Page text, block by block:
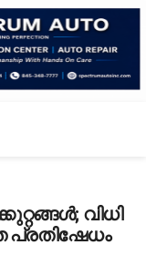
വിധി
പ്രതിഷേധം